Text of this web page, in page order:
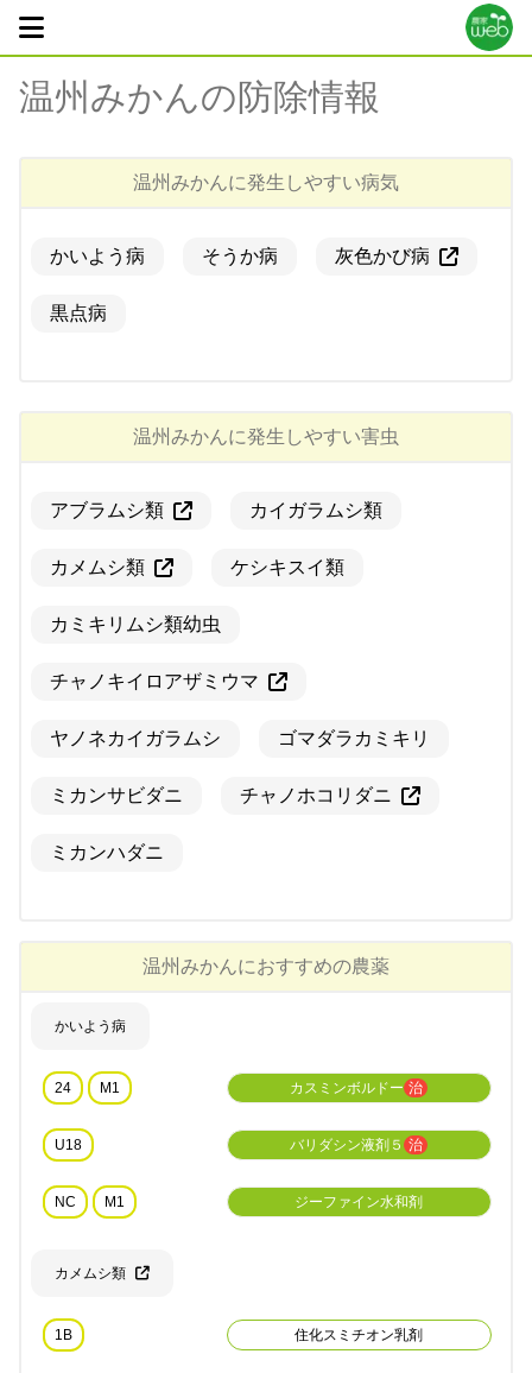
温州みかんの防除情報
温州みかんに発生しやすい病気
かいよう病 そうか病 灰色かび病
黒点病
温州みかんに発生しやすい害虫
アブラムシ類 カイガラムシ類
カメムシ類 ケシキスイ類
カミキリムシ類幼虫
チャノキイロアザミウマ
ヤノネカイガラムシ ゴマダラカミキリ
ミカンサビダニ チャノホコリダニ
ミカンハダニ
温州みかんにおすすめの農薬
かいよう病
24 M1 カスミンボルドー 治
U18 バリダシン液剤５ 治
NC M1 ジーファイン水和剤
カメムシ類
1B 住化スミチオン乳剤